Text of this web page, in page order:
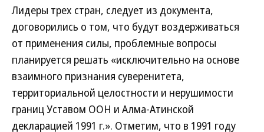
Лидеры трех стран, cледует из документа,
договорились о том, что будут воздерживаться
от применения силы, проблемные вопросы
планируется решать «исключительно на основе
взаимного признания суверенитета,
территориальной целостности и нерушимости
границ Уставом ООН и Алма-Атинской
декларацией 1991 г.». Отметим, что в 1991 году